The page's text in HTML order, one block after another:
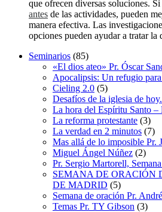
que ofrecen diversas soluciones. Si
antes de las actividades, pueden
manera efectiva. Las
opciones pueden ayudar a tratar la
Seminarios (85)
«El dios ateo» Pr. Óscar
Apocalipsis: Un refugio
Cieling 2.0 (5)
Desafíos de la iglesia de
La hora del Espíritu Santo –
La reforma protestante (3)
La verdad en 2 minutos (7)
Mas allá de lo imposible Pr.
Miguel Ángel Núñez (2)
Pr. Sergio Martorell,
SEMANA DE ORACIÓN
DE MADRID (5)
Semana de oración Pr.
Temas Pr. TY Gibson (3)